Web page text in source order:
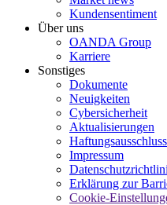
Kundensentiment
Über uns
OANDA Group
Karriere
Sonstiges
Dokumente
Neuigkeiten
Cybersicherheit
Aktualisierungen
Haftungsausschluss
Impressum
Erklärung zur
Cookie-